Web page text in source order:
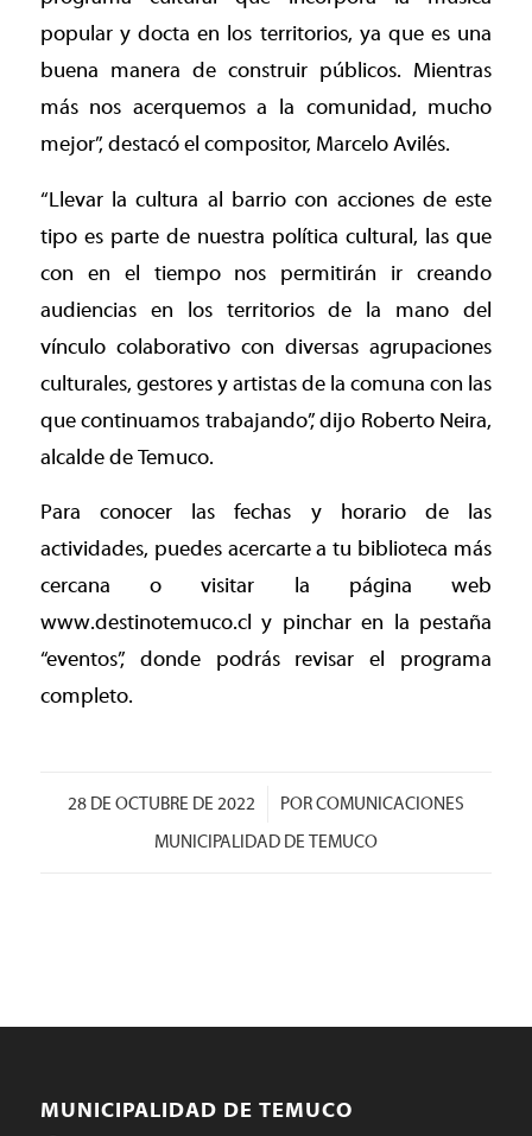
popular y docta en los territorios, ya que es una
buena manera de construir públicos. Mientras
más nos acerquemos a la comunidad, mucho
mejor”, destacó el compositor, Marcelo Avilés.
“Llevar la cultura al barrio con acciones de este
tipo es parte de nuestra política cultural, las que
con en el tiempo nos permitirán ir creando
audiencias en los territorios de la mano del
vínculo colaborativo con diversas agrupaciones
culturales, gestores y artistas de la comuna con las
que continuamos trabajando”, dijo Roberto Neira,
alcalde de Temuco.
Para conocer las fechas y horario de las
actividades, puedes acercarte a tu biblioteca más
cercana o visitar la página web
www.destinotemuco.cl y pinchar en la pestaña
“eventos”, donde podrás revisar el programa
completo.
28 DE OCTUBRE DE 2022
/ PORCOMUNICACIONES
MUNICIPALIDAD DE TEMUCO
MUNICIPALIDAD DE TEMUCO